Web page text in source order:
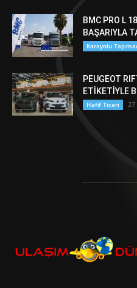
BMC PRO L
BAŞARIYLA
Karayolu
PEUGEOT
ETİKETİYLE
Hafif Ticari